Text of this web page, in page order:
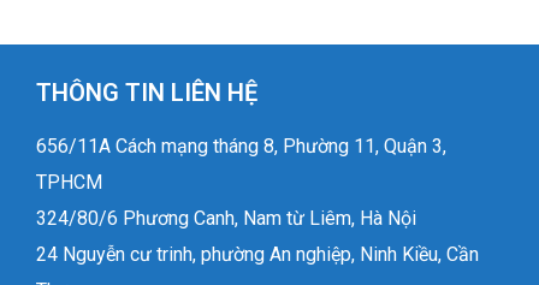
THÔNG TIN LIÊN HỆ
656/11A Cách mạng tháng 8, Phường 11, Quận 3,
TPHCM
324/80/6 Phương Canh, Nam từ Liêm, Hà Nội
24 Nguyễn cư trinh, phường An nghiệp, Ninh Kiều, Cần